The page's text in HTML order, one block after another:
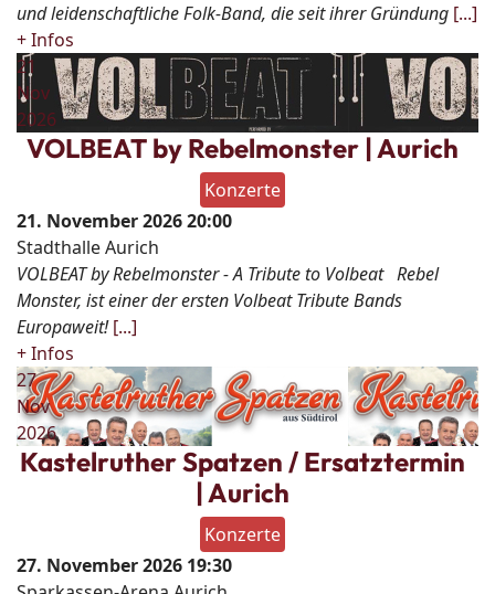
und leidenschaftliche Folk-Band, die seit ihrer Gründung [...]
+ Infos
21
Nov
2026
VOLBEAT by Rebelmonster | Aurich
Konzerte
21. November 202620:00
Stadthalle Aurich
VOLBEAT by Rebelmonster - A Tribute to Volbeat Rebel
Monster, ist einer der ersten Volbeat Tribute Bands
Europaweit! [...]
+ Infos
27
Nov
2026
Kastelruther Spatzen / Ersatztermin
| Aurich
Konzerte
27. November 2026 19:30